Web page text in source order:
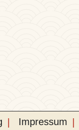
Impressum